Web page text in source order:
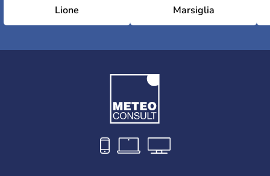
Lione Marsiglia